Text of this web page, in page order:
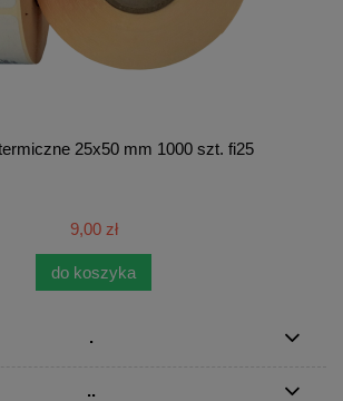
25x50 mm 1000 szt. fi25
9,00 zł
do koszyka
.
..